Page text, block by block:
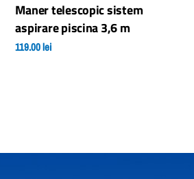
Maner telescopic sistem
aspirare piscina 3,6 m
119.00lei